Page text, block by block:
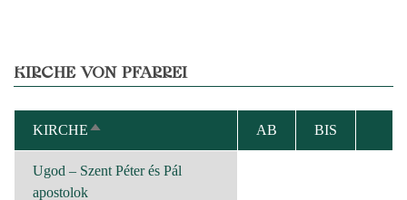
KIRCHE VON PFARREI
KIRCHEABSTEIGEND
SORTIEREN
AB BIS
Ugod – Szent Péter és Pál
apostolok